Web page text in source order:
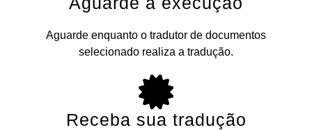
Aguarde enquanto o tradutor de documentos
selecionado realiza a tradução.
Receba sua tradução